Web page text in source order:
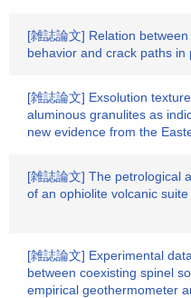
[雑誌論文] Relation
behavior and crack paths in
[雑誌論文] Exsolution
aluminous granulites as
new evidence from the
[雑誌論文] The petrological
of an ophiolite volcanic
[雑誌論文] Experimental
between coexisting spinel
empirical geothermometer